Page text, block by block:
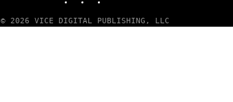
© 2026 VICE DIGITAL PUBLISHING, LLC